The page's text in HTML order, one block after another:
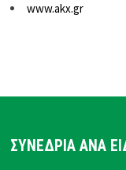
www.akx.gr
ΣΥΝΕΔΡΙΑ ΑΝΑ